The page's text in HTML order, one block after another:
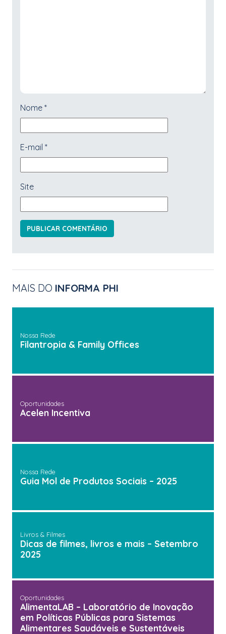
Nome *
E-mail *
Site
MAIS DO INFORMA PHI
Nossa Rede
Filantropia & Family Offices
Oportunidades
Acelen Incentiva
Nossa Rede
Guia Mol de Produtos Sociais – 2025
Livros & Filmes
Dicas de filmes, livros e mais – Setembro
2025
Oportunidades
AlimentaLAB – Laboratório de Inovação
em Políticas Públicas para Sistemas
Alimentares Saudáveis e Sustentáveis